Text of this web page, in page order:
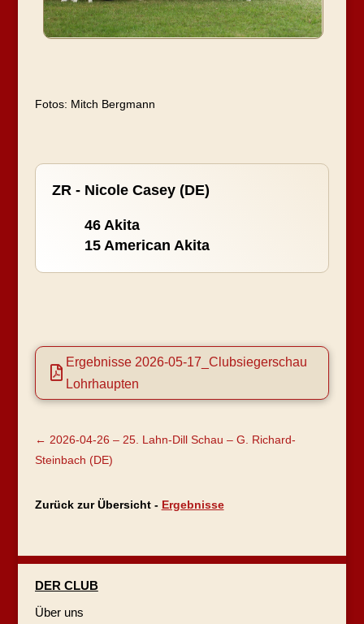
Fotos: Mitch Bergmann
ZR - Nicole Casey (DE)
46 Akita
15 American Akita

Ergebnisse 2026-05-17_Clubsiegerschau
Lohrhaupten
← 2026-04-26 – 25. Lahn-Dill Schau – G. Richard-
Steinbach (DE)
Zurück zur Übersicht - Ergebnisse
DER CLUB
Über uns